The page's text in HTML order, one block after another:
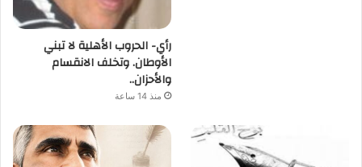
رأي- الحروب الأهلية لا تبني
الأوطان. وتخلف الانقسام
والأحزان..
منذ 14 ساعة